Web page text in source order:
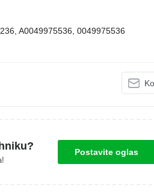
A0049975536, 0049975536
Postavite oglas